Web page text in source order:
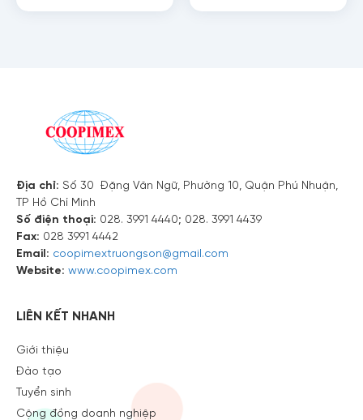
Địa chỉ: Số 30 Đặng Văn Ngữ, Phường 10, Quận Phú Nhuận,
TP Hồ Chí Minh
Số điện thoại: 028. 3991 4440; 028. 3991 4439
Fax: 028 3991 4442
Email: coopimextruongson@gmail.com
Website: www.coopimex.com
LIÊN KẾT NHANH
Giới thiệu
Đào tạo
Tuyển sinh
Cộng đồng doanh nghiệp